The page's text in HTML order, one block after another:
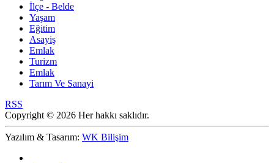
İlçe - Belde
Yaşam
Eğitim
Asayiş
Emlak
Turizm
Emlak
Tarım Ve Sanayi
RSS
Copyright © 2026 Her hakkı saklıdır.
Yazılım & Tasarım: WK Bilişim